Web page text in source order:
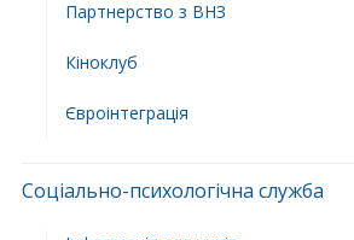
Партнерство з ВНЗ
Кіноклуб
Євроінтеграція
Соціально-психологічна служба